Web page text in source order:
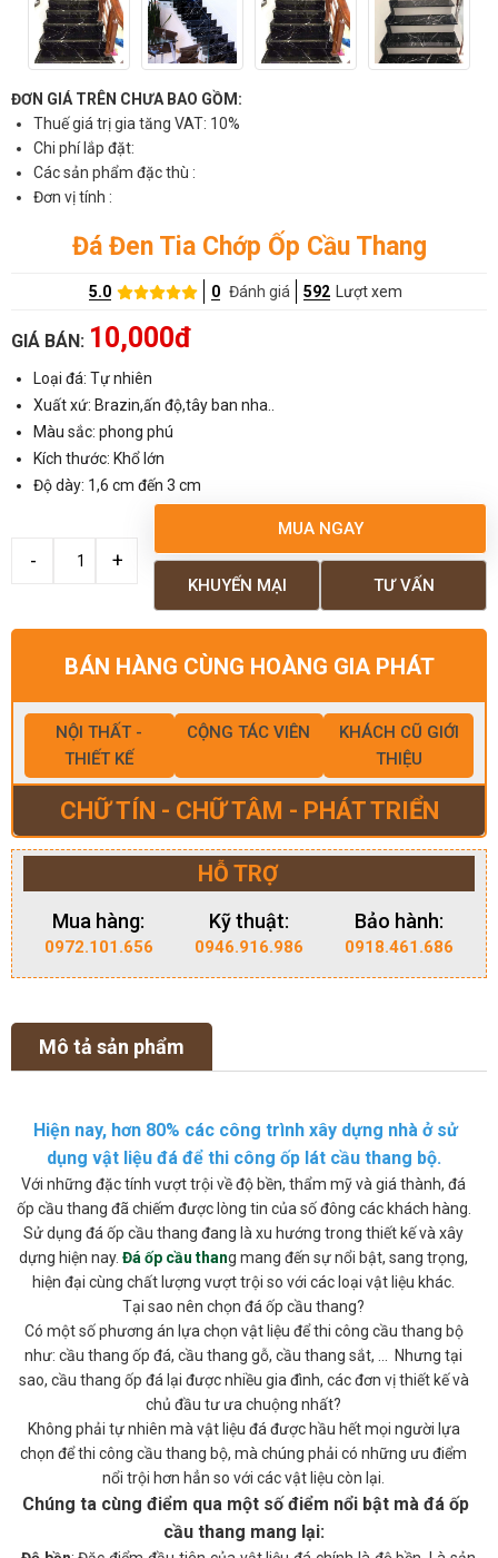
ĐƠN GIÁ TRÊN CHƯA BAO GỒM:
Thuế giá trị gia tăng VAT: 10%
Chi phí lắp đặt:
Các sản phẩm đặc thù :
Đơn vị tính :
Đá Đen Tia Chớp Ốp Cầu Thang
5.0 0 Đánh giá 592 Lượt xem
GIÁ BÁN: 10,000đ
Loại đá: Tự nhiên
Xuất xứ: Brazin,ấn độ,tây ban nha..
Màu sắc: phong phú
Kích thước: Khổ lớn
Độ dày: 1,6 cm đến 3 cm
MUA NGAY
TƯ VẤN
KHUYẾN MẠI
BÁN HÀNG CÙNG HOÀNG GIA PHÁT
NỘI THẤT -
THIẾT KẾ
CỘNG TÁC VIÊN
KHÁCH CŨ GIỚI
THIỆU
CHỮ TÍN - CHỮ TÂM - PHÁT TRIỂN
HỖ TRỢ
Mua hàng:
0972.101.656
Kỹ thuật:
0946.916.986
Bảo hành:
0918.461.686
Mô tả sản phẩm
Hiện nay, hơn 80% các công trình xây dựng nhà ở sử
dụng vật liệu đá để thi công ốp lát cầu thang bộ.
Với những đặc tính vượt trội về độ bền, thẩm mỹ và giá thành, đá
ốp cầu thang đã chiếm được lòng tin của số đông các khách hàng.
Sử dụng đá ốp cầu thang đang là xu hướng trong thiết kế và xây
dựng hiện nay. Đá ốp cầu thang mang đến sự nổi bật, sang trọng,
hiện đại cùng chất lượng vượt trội so với các loại vật liệu khác.
Tại sao nên chọn đá ốp cầu thang?
Có một số phương án lựa chọn vật liệu để thi công cầu thang bộ
như: cầu thang ốp đá, cầu thang gỗ, cầu thang sắt, ... Nhưng tại
sao, cầu thang ốp đá lại được nhiều gia đình, các đơn vị thiết kế và
chủ đầu tư ưa chuộng nhất?
Không phải tự nhiên mà vật liệu đá được hầu hết mọi người lựa
chọn để thi công cầu thang bộ, mà chúng phải có những ưu điểm
nổi trội hơn hẳn so với các vật liệu còn lại.
Chúng ta cùng điểm qua một số điểm nổi bật mà đá ốp
cầu thang mang lại: